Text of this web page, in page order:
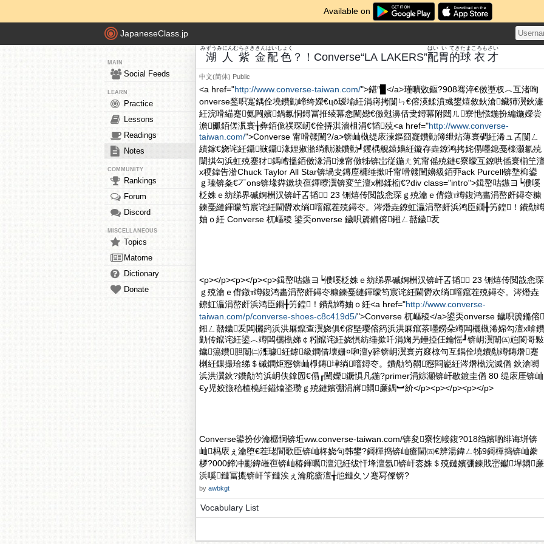
Available on
JapaneseClass.jp
MAIN
Social Feeds
LEARN
Practice
Lessons
Readings
Notes
COMMUNITY
Rankings
Forum
Discord
MISCELLANEOUS
Topics
Matome
Dictionary
Donate
湖
みずうみ
人
にん
紫
むらさき
金
きん
配色
はいしょく
？！Converse“LA LAKERS”配
はい
胃
い
的
てき
球
たま
衣
ころも
才
さい
中文(简体) Public
<a href="http://www.converse-taiwan.com/">鍖″▉</a>瑾曠敓鏂?908骞淬€傚壍杈︿互渚咰
onverse鍫呮寔鍝佺墝鐨勭崹绔嬫€цō瑷堬紝涓嶈拷闅ㄣ€傛渶鍒濆彧鐢熺敘鈥滄鑶犻瀷鈥濓
紝浣嗗緢蹇氨闁嬪鍋氱恫鐞冨拰绫冪悆闉嬨€傚尅濞佸叏鐞冪附閮ㄦ寮忚惤鍦扮編鍦嬫尝
澹爴銆傞泦寰╁彜銆佹祦琛屻€佺挵淇濇柤涓€韬殑<a href="http://www.converse-
taiwan.com/">Converse 甯嗗竷闉?/a>锛屾槸缇庡湅鏂囧寲鐨勭簿绁炶薄寰碉紝浠ュ叾闅ㄥ
績鎵€娆诧紝鑷敱鑷湪娌掓湁绱勬潫鐨勭┛钁楀舰鎱嬶紝鏇存垚鐐鸿拷姹傝嚜鎴戞檪灏氱殑
闈掑勾浜虹殑蹇犲鎷嶆搵銆傚湪涓湅甯傚牬锛岀従鍦ㄤ笂甯傜殑鏈€寮曚互鐐哄偛寰椾笁
х稉鍏告湁Chuck Taylor All Star锛堝叏鏄庢槦缍撳吀甯嗗竷闉嬶級銆丣ack Purcell锛堥枊鍙
ｇ瑧锛夈€丆ons锛堟粦鏉块亱鍕曢瀷锛変笁澶х郴鍒椼€?div class="intro">鍓嶅咕鏃ヨ┕濮嗘
柉姝ｅ紡绨界磩婀栦汉锛屽叾韬┛ 23 铏熺传閲戠悆琛ｇ殑瀹ｅ偝鐓т竴鍑鸿畵涓嶅皯鐞冭糠
鍊戞縺鍕曚笉宸诧紝閫欎欢绱噾鑹茬殑鐞冭。涔熸垚鐐虹灜涓嶅皯浜鸿臣鐗╂竻鍠！鐨勪
妯ｏ紝 Converse 杌嶇稜 鍙奀onverse 鐬呮簴鏅傛鎺ㄥ嚭鐬叐
<p></p><p></p><p>鍓嶅咕鏃ヨ┕濮嗘柉姝ｅ紡绨界磩婀栦汉锛屽叾韬┛ 23 铏熺传閲戠悆琛
ｇ殑瀹ｅ偝鐓т竴鍑鸿畵涓嶅皯鐞冭糠鍊戞縺鍕曚笉宸诧紝閫欎欢绱噾鑹茬殑鐞冭。涔熸垚
鐐虹灜涓嶅皯浜鸿臣鐗╂竻鍠！鐨勪竴妯ｏ紝<a href="http://www.converse-
taiwan.com/p/converse-shoes-c8c419d5/">Converse 杌嶇稜</a>鍙奀onverse 鐬呮簴鏅傛
鎺ㄥ嚭鐬叐闆欐箹浜洪厤鑹查瀷娆俱€傛墍璎傛箹浜洪厤鑹茶嚜鐒朵竴闆欐槸浠婂勾澶х啽鐨
勭传鑹诧紝鍙︿竴闆欐槸娣￠粌鑹诧紝娆惧紡缍撳吀涓婅叧鑸掗仼鑰愮┛锛岄瀷闈㈤兘閬哥敤
鐬簜鐨胆闈㈡潗璩紝鎼級鐧借壊姗¤啝澶у簳锛岄瀷寰岃窡椋句互鍝佺墝鐨勪竴鏄熸蹇
楋紝鏁撮珨绨＄磩鐧炬惌锛屾棦鏄垏绱噾鐞冭。鐨勪笉閷惌閰嶏紝涔熸槸浣滅偤 鈥滄嚩
浜洪瀷鈥?鐨勪笉浜岄伕鎿囥€傝┎闉嬫鐝惧凡鍦?primer涓婃灦锛屽敭鍍圭偤 80 缇庡厓锛屾
€у児姣旇秴楂橈紝鎰熻垐瓒ｇ殑鏈嬪弸涓嶈閷亷鍝︼紒</p><p></p><p></p>
Converse鍙扮仯瀹樼恫锛坵ww.converse-taiwan.com/锛夋寮忔帹鍑?018绉嬪啲绯诲垪锛
屾杩庡ぇ瀹堕€茬珯閬歌臣锛屾柊娆句韩鐢?鎶樿捣锛屾瘡閫㈤€辨湯鍏ㄥ牬9鎶樿捣锛屾豢
椤?000鍗冲彲鍏嶉亱锛屾椿鍕曞澶氾紝绂忓埄澶氬锛屽枩姝＄殑鏈嬪弸鍊戝崈钀垾閷亷
浜嗘鏈冨摝锛屽笇鏈涘ぇ瀹舵瘡澶╅兘鏈夊ソ蹇冩儏锛?
by awbkgt
Vocabulary List